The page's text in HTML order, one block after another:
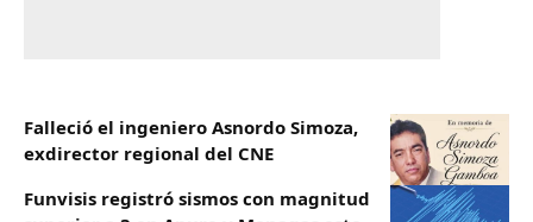
Falleció el ingeniero Asnordo Simoza,
exdirector regional del CNE
Funvisis registró sismos con magnitud